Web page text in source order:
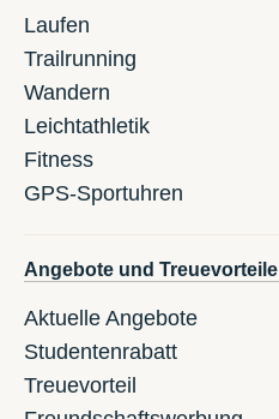
Laufen
Trailrunning
Wandern
Leichtathletik
Fitness
GPS-Sportuhren
Angebote und Treuevorteile
Aktuelle Angebote
Studentenrabatt
Treuevorteil